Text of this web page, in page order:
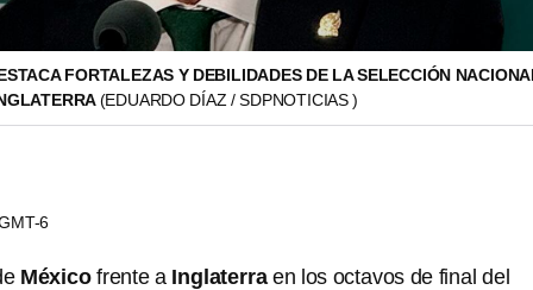
FORTALEZAS Y DEBILIDADES DE LA SELECCIÓN
(EDUARDO DÍAZ / SDPNOTICIAS )
6
Méxicofrente a Inglaterraen los octavos de final del